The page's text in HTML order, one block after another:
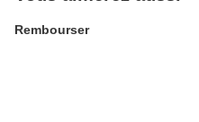
Rembourser